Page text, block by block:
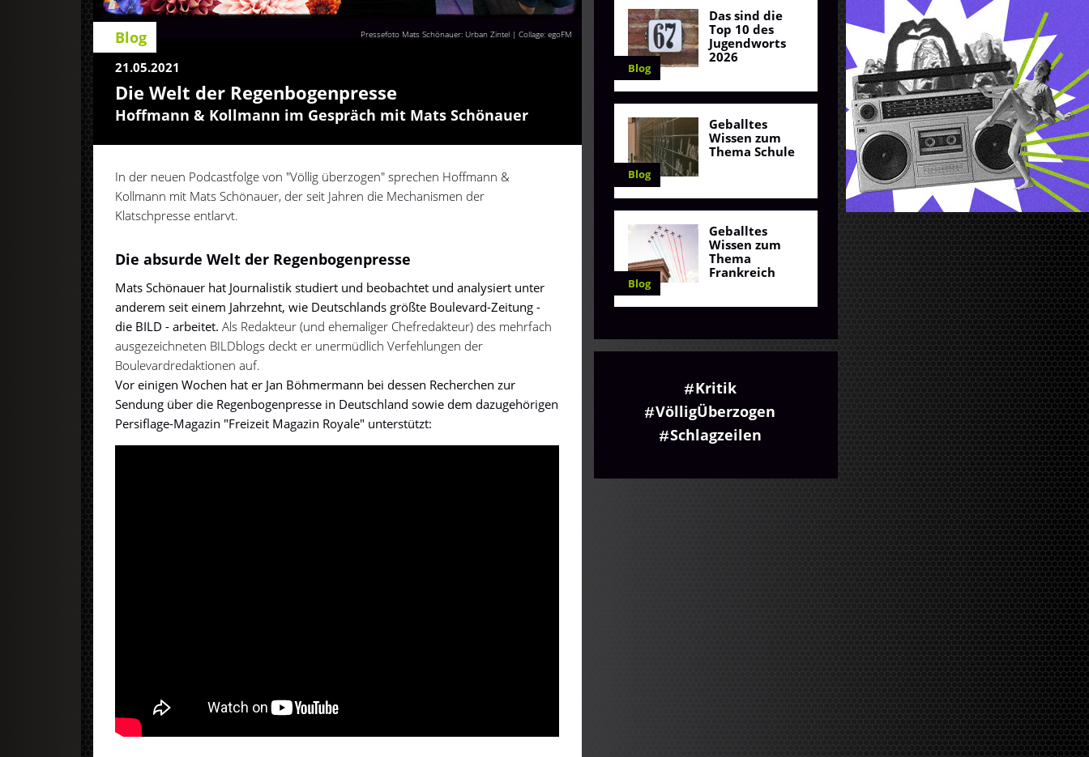
Pressefoto Mats Schönauer: Urban Zintel | Collage: egoFM
Blog
21.05.2021
Die Welt der Regenbogenpresse
Hoffmann & Kollmann im Gespräch mit Mats Schönauer
In der neuen Podcastfolge von "Völlig überzogen" sprechen Hoffmann &
Kollmann mit Mats Schönauer, der seit Jahren die Mechanismen der
Klatschpresse entlarvt.
Die absurde Welt der Regenbogenpresse
Mats Schönauer hat Journalistik studiert und beobachtet und analysiert unter
anderem seit einem Jahrzehnt, wie Deutschlands größte Boulevard-Zeitung -
die BILD - arbeitet. Als Redakteur (und ehemaliger Chefredakteur) des mehrfach
ausgezeichneten BILDblogs deckt er unermüdlich Verfehlungen der
Boulevardredaktionen auf.
Vor einigen Wochen hat er Jan Böhmermann bei dessen Recherchen zur
Sendung über die Regenbogenpresse in Deutschland sowie dem dazugehörigen
Persiflage-Magazin "Freizeit Magazin Royale" unterstützt:
Blog
Das sind die
Top 10 des
Jugendworts
2026
Blog
Geballtes
Wissen zum
Thema Schule
Blog
Geballtes
Wissen zum
Thema
Frankreich
Kritik
VölligÜberzogen
Schlagzeilen